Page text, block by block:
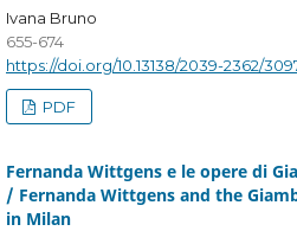
Ivana Bruno
655-674
https://doi.org/10.13138/2039-2362/
PDF
Fernanda Wittgens e le opere di
/ Fernanda Wittgens and the
in Milan